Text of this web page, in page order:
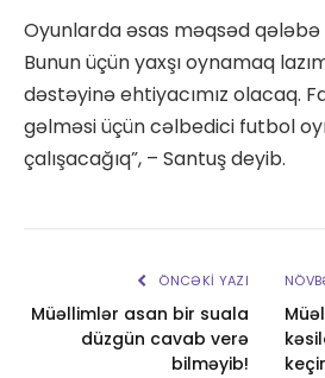
Oyunlarda əsas məqsəd
Bunun üçün yaxşı oynamaq
dəstəyinə ehtiyacımız olacaq.
gəlməsi üçün cəlbedici futbol
çalışacağıq”, – Santuş deyib.
ÖNCƏKI YAZI
Müəllimlər asan bir suala
düzgün cavab verə
bilməyib!